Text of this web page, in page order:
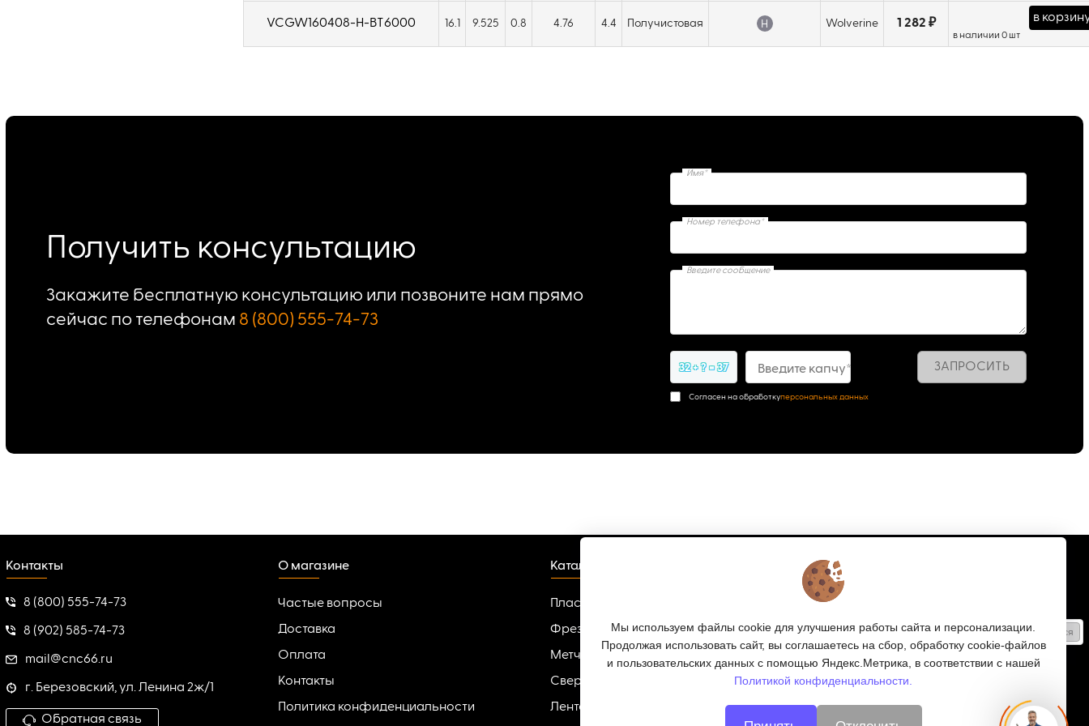
VCGW160408-H-BT6000 16.1 9.525 0.8 4.76 4.4 Получистовая H Wolverine 1 282 ₽ в
в наличии 0 шт
Получить консультацию
Закажите бесплатную консультацию или позвоните нам прямо
сейчас по телефонам 8 (800) 555-74-73
Имя*
Номер телефона*
Введите сообщение
32 + ? = 37 Введите капчу* ЗАПРОСИТЬ
Согласен на обработкуперсональных данных
Контакты
8 (800) 555-74-73
8 (902) 585-74-73
mail@cnc66.ru
г. Березовский, ул. Ленина 2ж/1
Обратная связь
О магазине
Частые вопросы
Доставка
Оплата
Контакты
Политика конфиденциальности
Каталог
Пластины твердосплавные
Фрезы
Метчики
Сверла
Ленточные пилы по металлу
Подписка
Получайте только полезные статьи!
Подписаться
Согласен на обработку
Мы в соцсетях:
Мы используем файлы cookie для улучшения работы сайта и персонализации.
Продолжая использовать сайт, вы соглашаетесь на сбор, обработку cookie-файлов
и пользовательских данных с помощью Яндекс.Метрика, в соответствии с нашей
Политикой конфиденциальности.